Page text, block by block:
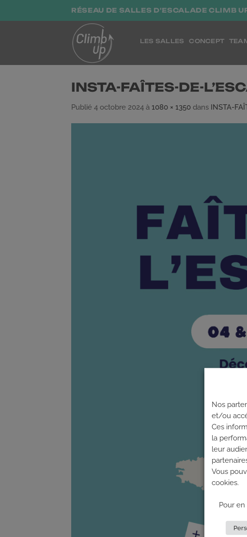
RÉSEAU DE SALLES D'ESCALADE CLIMB
LES SALLES CONCEPT
INSTA-FAÎTES-DE-
Publié 4 octobre 2024 à 1080 × 1350 dans INSTA-
Nos
et/ou
Ces
la
leur
Vous
cookies.
Pour